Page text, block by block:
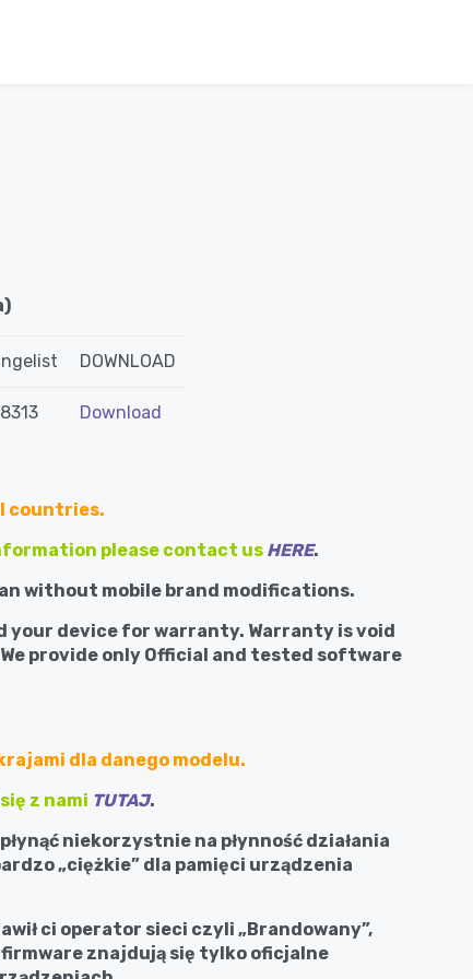
DOWNLOAD
Download
countries.
please contact us HERE.
without mobile brand modifications.
your device for warranty. Warranty is void
provide only Official and tested software
dla danego modelu.
z nami TUTAJ.
niekorzystnie na płynność działania
„ciężkie” dla pamięci urządzenia
ci operator sieci czyli „Brandowany”,
znajdują się tylko oficjalne